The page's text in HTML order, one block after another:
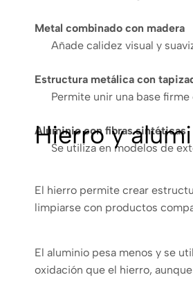
Metal combinado con madera
Añade calidez visual y
Estructura metálica con
Permite unir una base
Aluminio con fibras sintéticas
Se utiliza en modelos de
Hierro y
El hierro permite crear
limpiarse con productos
El aluminio pesa menos y se
oxidación que el hierro,